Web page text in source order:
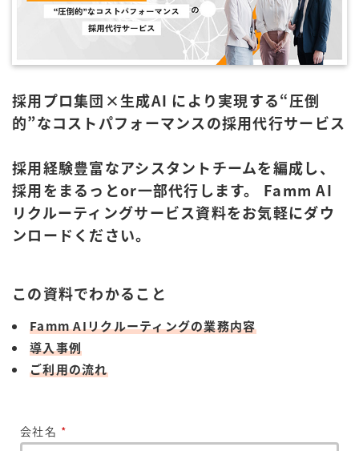
採用プロ集団×生成AI により実現する“圧倒
的”なコストパフォーマンスの採用代行サービス
採用経験豊富なアシスタントチームを編成し、
採用をまるっとor一部代行します。 Famm AI
リクルーティングサービス資料をお気軽にダウ
ンロードください。
この資料でわかること
Famm AIリクルーティングの業務内容
導入事例
ご利用の流れ
会社名 *